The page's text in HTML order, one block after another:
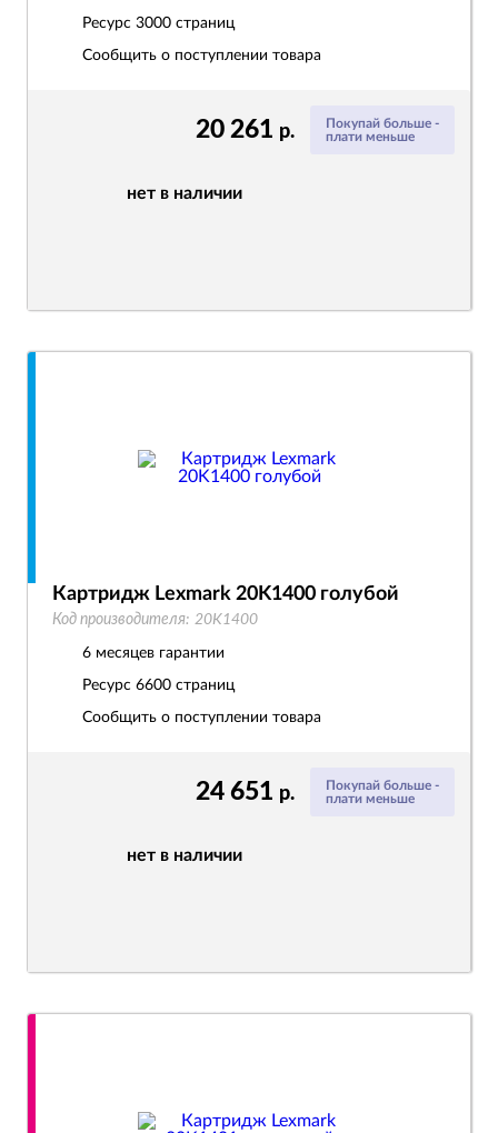
Покупай больше -
плати меньше
20 261 р.
нет в наличии
Ресурс 3000 страниц
Сообщить о поступлении товара
Покупай больше -
плати меньше
24 651 р.
нет в наличии
Картридж Lexmark 20K1400 голубой
Код производителя: 20K1400
6 месяцев гарантии
Ресурс 6600 страниц
Сообщить о поступлении товара